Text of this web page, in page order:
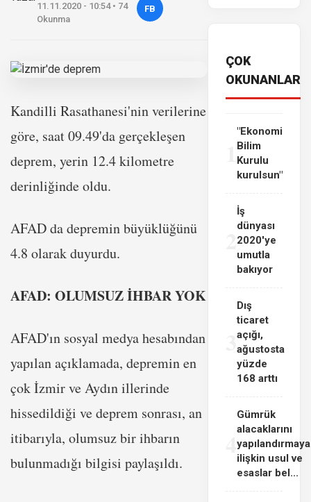
11.11.2020 - 10:54 • 74
Okunma
FB
Kandilli Rasathanesi'nin verilerine
göre, saat 09.49'da gerçekleşen
deprem, yerin 12.4 kilometre
derinliğinde oldu.
AFAD da depremin büyüklüğünü
4.8 olarak duyurdu.
AFAD: OLUMSUZ İHBAR YOK
AFAD'ın sosyal medya hesabından
yapılan açıklamada, depremin en
çok İzmir ve Aydın illerinde
hissedildiği ve deprem sonrası, an
itibarıyla, olumsuz bir ihbarın
bulunmadığı bilgisi paylaşıldı.
ÇOK
OKUNANLAR
"Ekonomi
Bilim
Kurulu
kurulsun"
İş
dünyası
2020'ye
umutla
bakıyor
3
Dış
ticaret
açığı,
ağustosta
yüzde
168 arttı
4
Gümrük
alacaklarını
yapılandırmaya
ilişkin usul ve
esaslar bel...